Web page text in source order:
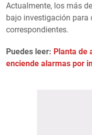
Actualmente, los más
bajo investigación para
correspondientes.
Puedes leer: Planta de
enciende alarmas por